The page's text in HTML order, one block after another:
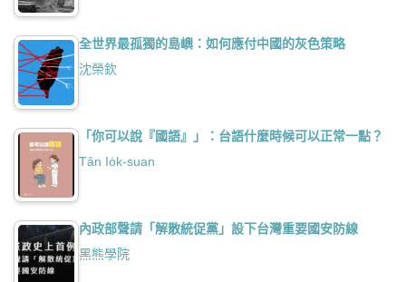
全世界最孤獨的島嶼：如何應付中國的灰色策略
沈榮欽
「你可以說『國語』」：台語什麼時候可以正常一點？
Tân Io̍k-suan
內政部聲請「解散統促黨」設下台灣重要國安防線
黑熊學院